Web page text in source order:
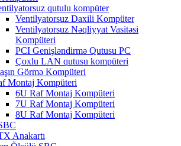
qutulu kompüter
Ventilyatorsuz Daxili Kompüter
Ventilyatorsuz Nəqliyyat Vasitəsi
Kompüteri
PCI Genişləndirmə Qutusu PC
Çoxlu LAN qutusu kompüteri
Görmə Kompüteri
Montaj Kompüteri
6U Raf Montaj Kompüteri
7U Raf Montaj Kompüteri
8U Raf Montaj Kompüteri
Anakartı